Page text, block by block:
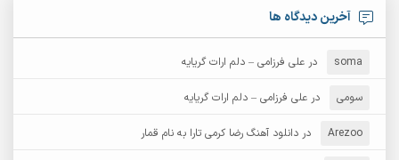
آرش امامی
آرش دی جی 2
آرش عثمان
آرش مبهم آرش مستشیری
آخرین دیدگاه ها
soma در علی فرزامی – دلم ارات گریایه
سومی در علی فرزامی – دلم ارات گریایه
Arezoo در دانلود آهنگ رضا کرمی تارا به نام قمار